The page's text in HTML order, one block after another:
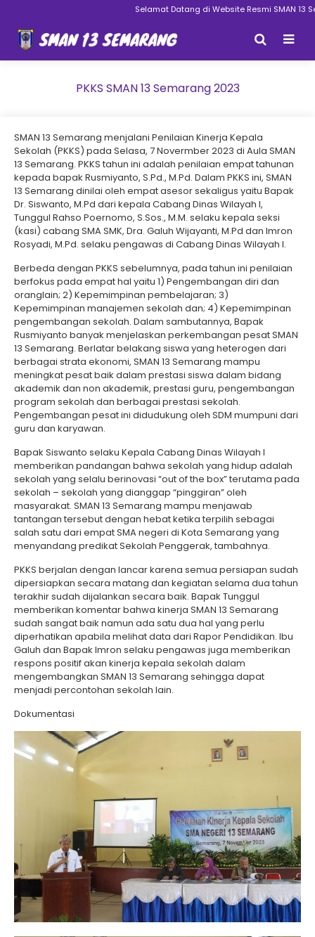
Selamat Datang di Website Resmi SMAN 13
PKKS SMAN 13 Semarang 2023
SMAN 13 Semarang menjalani Penilaian Kinerja Kepala
Sekolah (PKKS) pada Selasa, 7 Novermber 2023 di Aula SMAN
13 Semarang. PKKS tahun ini adalah penilaian empat tahunan
kepada bapak Rusmiyanto, S.Pd., M.Pd. Dalam PKKS ini, SMAN
13 Semarang dinilai oleh empat asesor sekaligus yaitu Bapak
Dr. Siswanto, M.Pd dari kepala Cabang Dinas Wilayah I,
Tunggul Rahso Poernomo, S.Sos., M.M. selaku kepala seksi
(kasi) cabang SMA SMK, Dra. Galuh Wijayanti, M.Pd dan Imron
Rosyadi, M.Pd. selaku pengawas di Cabang Dinas Wilayah I.
Berbeda dengan PKKS sebelumnya, pada tahun ini penilaian
berfokus pada empat hal yaitu 1) Pengembangan diri dan
oranglain; 2) Kepemimpinan pembelajaran; 3)
Kepemimpinan manajemen sekolah dan; 4) Kepemimpinan
pengembangan sekolah. Dalam sambutannya, Bapak
Rusmiyanto banyak menjelaskan perkembangan pesat SMAN
13 Semarang. Berlatar belakang siswa yang heterogen dari
berbagai strata ekonomi, SMAN 13 Semarang mampu
meningkat pesat baik dalam prestasi siswa dalam bidang
akademik dan non akademik, prestasi guru, pengembangan
program sekolah dan berbagai prestasi sekolah.
Pengembangan pesat ini didudukung oleh SDM mumpuni dari
guru dan karyawan.
Bapak Siswanto selaku Kepala Cabang Dinas Wilayah I
memberikan pandangan bahwa sekolah yang hidup adalah
sekolah yang selalu berinovasi “out of the box” terutama pada
sekolah – sekolah yang dianggap “pinggiran” oleh
masyarakat. SMAN 13 Semarang mampu menjawab
tantangan tersebut dengan hebat ketika terpilih sebagai
salah satu dari empat SMA negeri di Kota Semarang yang
menyandang predikat Sekolah Penggerak, tambahnya.
PKKS berjalan dengan lancar karena semua persiapan sudah
dipersiapkan secara matang dan kegiatan selama dua tahun
terakhir sudah dijalankan secara baik. Bapak Tunggul
memberikan komentar bahwa kinerja SMAN 13 Semarang
sudah sangat baik namun ada satu dua hal yang perlu
diperhatikan apabila melihat data dari Rapor Pendidikan. Ibu
Galuh dan Bapak Imron selaku pengawas juga memberikan
respons positif akan kinerja kepala sekolah dalam
mengembangkan SMAN 13 Semarang sehingga dapat
menjadi percontohan sekolah lain.
Dokumentasi